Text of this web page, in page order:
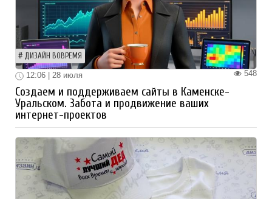
ДИЗАЙН ВОВРЕМЯ
548
12:06 | 28 июля
Создаем и поддерживаем сайты в Каменске-
Уральском. Забота и продвижение ваших
интернет-проектов